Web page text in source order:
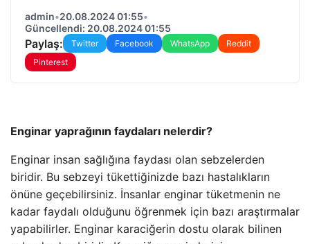
admin•20.08.2024 01:55•
Güncellendi: 20.08.2024 01:55
Paylaş: Twitter Facebook WhatsApp
Reddit
Pinterest
Enginar yaprağının faydaları nelerdir?
Enginar insan sağlığına faydası olan sebzelerden
biridir. Bu sebzeyi tükettiğinizde bazı hastalıkların
önüne geçebilirsiniz. İnsanlar enginar tüketmenin ne
kadar faydalı olduğunu öğrenmek için bazı araştırmalar
yapabilirler. Enginar karaciğerin dostu olarak bilinen